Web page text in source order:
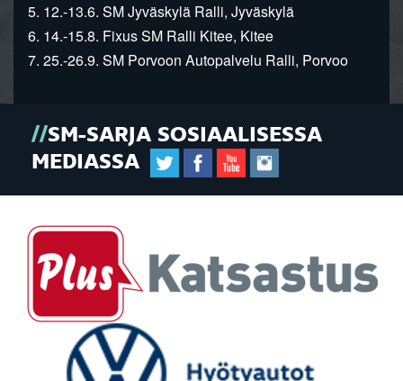
5. 12.-13.6. SM Jyväskylä Ralli, Jyväskylä
6. 14.-15.8. Fixus SM Ralli Kitee, Kitee
7. 25.-26.9. SM Porvoon Autopalvelu Ralli, Porvoo
SM-SARJA SOSIAALISESSA
MEDIASSA